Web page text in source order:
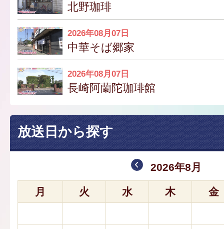
北野珈琲
2026年08月07日
中華そば郷家
2026年08月07日
長崎阿蘭陀珈琲館
放送日から探す
2026年8月
月 火 水 木 金